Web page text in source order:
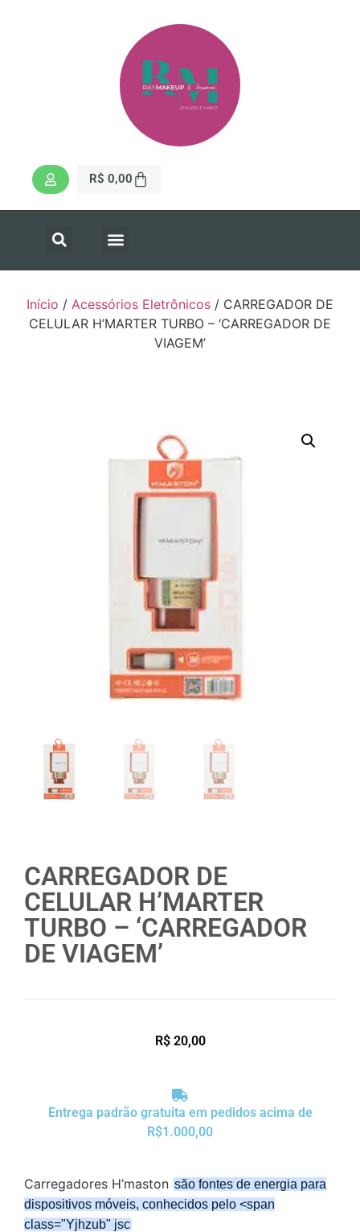
R$ 0,00
Início / Acessórios Eletrônicos / CARREGADOR DE
CELULAR H’MARTER TURBO – ‘CARREGADOR DE
VIAGEM’
CARREGADOR DE
CELULAR H’MARTER
TURBO – ‘CARREGADOR
DE VIAGEM’
R$20,00
Entrega padrão gratuita em pedidos acima de
R$1.000,00
Carregadores H’maston são fontes de energia para
dispositivos móveis, conhecidos pelo <span
class="Yjhzub" jsc